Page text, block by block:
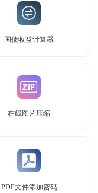
国债收益计算器
在线图片压缩
PDF文件添加密码